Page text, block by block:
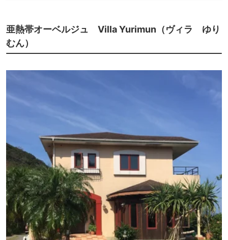
には良いですが、そうでないアクティブな方にはおもしろくないかもしれ
ません。
亜熱帯オーベルジュ Villa Yurimun（ヴィラ ゆり
むん）